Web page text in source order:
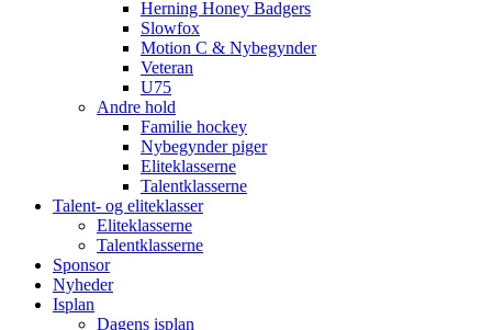
Herning Honey Badgers
Slowfox
Motion C & Nybegynder
Veteran
U75
Andre hold
Familie hockey
Nybegynder piger
Eliteklasserne
Talentklasserne
Talent- og eliteklasser
Eliteklasserne
Talentklasserne
Sponsor
Nyheder
Isplan
Dagens isplan